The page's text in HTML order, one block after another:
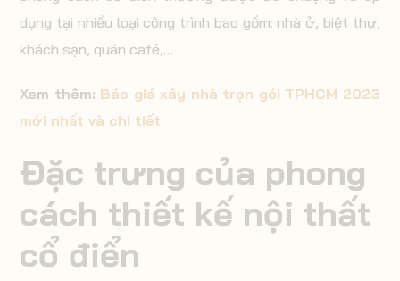
dụng tại nhiều loại công trình bao gồm: nhà ở, biệt thự,
khách sạn, quán café,…
Xem thêm: Báo giá xây nhà trọn gói TPHCM 2023
mới nhất và chi tiết
Đặc trưng của phong
cách thiết kế nội thất
cổ điển